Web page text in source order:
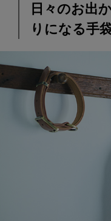
日々のお出
りになる手